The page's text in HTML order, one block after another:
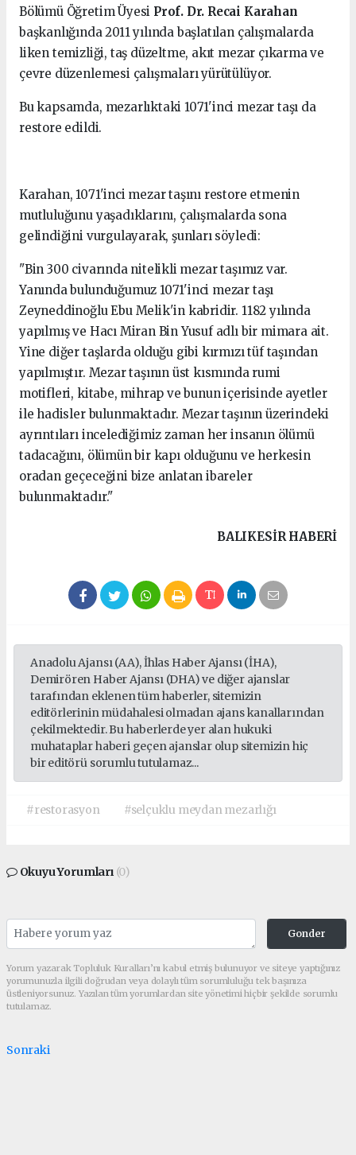
Bölümü Öğretim Üyesi Prof. Dr. Recai Karahan
başkanlığında 2011 yılında başlatılan çalışmalarda
liken temizliği, taş düzeltme, akıt mezar çıkarma ve
çevre düzenlemesi çalışmaları yürütülüyor.
Bu kapsamda, mezarlıktaki 1071'inci mezar taşı da
restore edildi.
Karahan, 1071'inci mezar taşını restore etmenin
mutluluğunu yaşadıklarını, çalışmalarda sona
gelindiğini vurgulayarak, şunları söyledi:
"Bin 300 civarında nitelikli mezar taşımız var.
Yanında bulunduğumuz 1071'inci mezar taşı
Zeyneddinoğlu Ebu Melik'in kabridir. 1182 yılında
yapılmış ve Hacı Miran Bin Yusuf adlı bir mimara ait.
Yine diğer taşlarda olduğu gibi kırmızı tüf taşından
yapılmıştır. Mezar taşının üst kısmında rumi
motifleri, kitabe, mihrap ve bunun içerisinde ayetler
ile hadisler bulunmaktadır. Mezar taşının üzerindeki
ayrıntıları incelediğimiz zaman her insanın ölümü
tadacağını, ölümün bir kapı olduğunu ve herkesin
oradan geçeceğini bize anlatan ibareler
bulunmaktadır."
BALIKESIR HABERİ
Anadolu Ajansı (AA), İhlas Haber Ajansı (İHA),
Demirören Haber Ajansı (DHA) ve diğer ajanslar
tarafından eklenen tüm haberler, sitemizin
editörlerinin müdahalesi olmadan ajans kanallarından
çekilmektedir. Bu haberlerde yer alan hukuki
muhataplar haberi geçen ajanslar olup sitemizin hiç
bir editörü sorumlu tutulamaz...
#restorasyon #selçuklu meydan mezarlığı
Okuyu Yorumları (0)
Gonder
Yorum yazarak Topluluk Kuralları’nı kabul etmiş bulunuyor ve siteye yaptığınız
yorumunuzla ilgili doğrudan veya dolaylı tüm sorumluluğu tek başınıza
üstleniyorsunuz. Yazılan tüm yorumlardan site yönetimi hiçbir şekilde sorumlu
tutulamaz.
Sonraki